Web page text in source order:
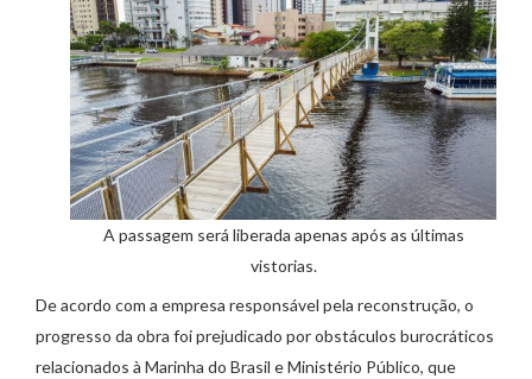
A passagem será liberada apenas após as últimas
vistorias.
De acordo com a empresa responsável pela reconstrução, o
progresso da obra foi prejudicado por obstáculos burocráticos
relacionados à Marinha do Brasil e Ministério Público, que